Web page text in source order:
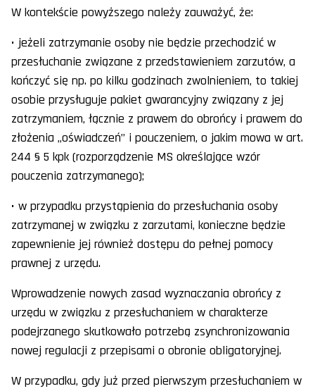
W kontekście powyższego należy zauważyć, że:
• jeżeli zatrzymanie osoby nie będzie przechodzić w
przesłuchanie związane z przedstawieniem zarzutów, a
kończyć się np. po kilku godzinach zwolnieniem, to takiej
osobie przysługuje pakiet gwarancyjny związany z jej
zatrzymaniem, łącznie z prawem do obrońcy i prawem do
złożenia „oświadczeń” i pouczeniem, o jakim mowa w art.
244 § 5 kpk (rozporządzenie MS określające wzór
pouczenia zatrzymanego);
• w przypadku przystąpienia do przesłuchania osoby
zatrzymanej w związku z zarzutami, konieczne będzie
zapewnienie jej również dostępu do pełnej pomocy
prawnej z urzędu.
Wprowadzenie nowych zasad wyznaczania obrońcy z
urzędu w związku z przesłuchaniem w charakterze
podejrzanego skutkowało potrzebą zsynchronizowania
nowej regulacji z przepisami o obronie obligatoryjnej.
W przypadku, gdy już przed pierwszym przesłuchaniem w